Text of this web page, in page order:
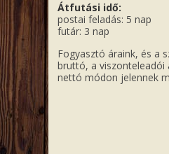
Átfutási idő:
postai feladás: 5 nap
futár: 3 nap
Fogyasztó áraink, és a
bruttó, a viszonteleadói
nettó módon jelennek